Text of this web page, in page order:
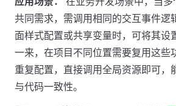
共同需求，需调用相同的交互事件逻
面样式配置或共享变量时，可将其设
一来，在项目不同位置需要复用这些
重复配置，直接调用全局资源即可，
与代码一致性。